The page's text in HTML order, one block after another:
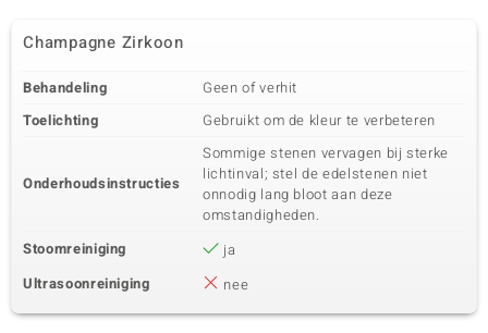
Champagne Zirkoon
Behandeling
Geen of verhit
Toelichting
Gebruikt om de kleur te verbeteren
Onderhoudsinstructies
Sommige stenen vervagen bij sterke
lichtinval; stel de edelstenen niet
onnodig lang bloot aan deze
omstandigheden.
Stoomreiniging
ja
Ultrasoonreiniging
nee